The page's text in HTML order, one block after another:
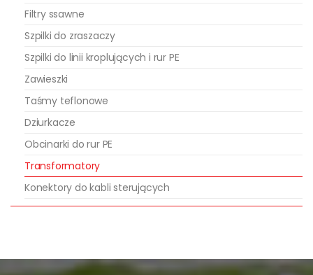
Filtry ssawne
Szpilki do zraszaczy
Szpilki do linii kroplujących i rur PE
Zawieszki
Taśmy teflonowe
Dziurkacze
Obcinarki do rur PE
Transformatory
Konektory do kabli sterujących